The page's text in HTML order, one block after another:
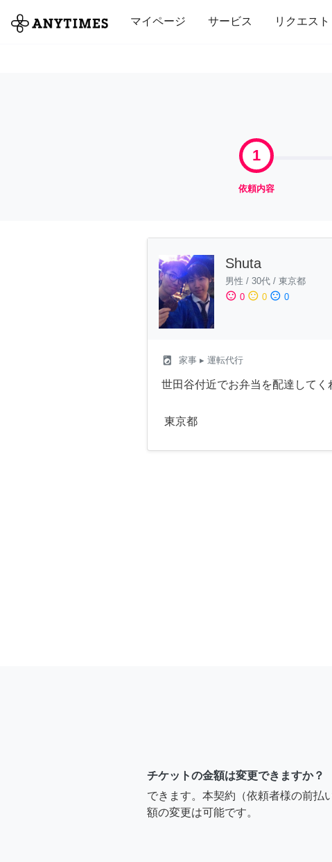
マイページ サービス リクエスト
全て 修理・組立 家事 引っ越し
1
依頼内容
Shuta
男性 / 30代 / 東京都
sentiment_satisfied 0 sentiment_neutral 0 sentiment_dissatisfied 0
local_laundry_service 家事 ▸ 運転代行
世田谷付近でお弁当を配達してく
東京都
チケットの金額は変更できますか？
できます。本契約（依頼者様の前払
額の変更は可能です。